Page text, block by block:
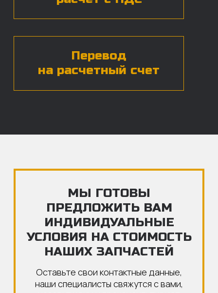
ЧАСТЫЕ ВОПРОСЫ